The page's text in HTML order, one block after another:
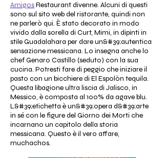
AmigosRestaurant divenne. Alcuni di questi
sono sul sito web del ristorante, quindi non
ne parlerò qui. È stato decorato in modo
vivido dalla sorella di Curt, Mimi, in dipinti in
stile Guadalahara per dare un&#39;autentica
sensazione messicana. Lo insegna anche lo
chef Genaro Castillo (seduto) con la sua
cucina. Potresti fare di peggio che iniziare il
pasto con un bicchiere di El Espolòn tequila.
Questa libagione ultra liscia di Jalisco, in
Messico, è composta al 100% da agave blu.
L&#39;etichetta è un&#39;opera d&#39;arte
in sé con le figure del Giorno dei Morti che
incarnano un capitolo della storia
messicana. Questo è il vero affare,
muchachos.